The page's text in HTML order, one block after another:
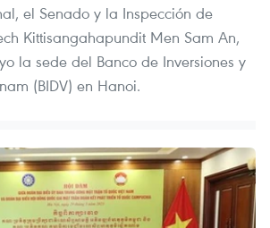
el Senado y la Inspección de
Kittisangahapundit Men Sam An,
la sede del Banco de Inversiones y
(BIDV) en Hanoi.